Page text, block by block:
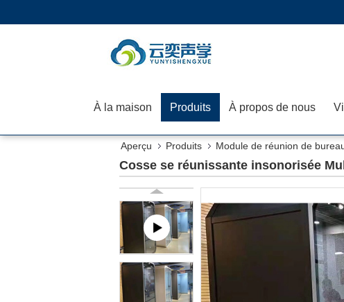
À la maison Produits À propos de nous
Aperçu Produits Module de réunion de
Cosse se réunissante insonorisée